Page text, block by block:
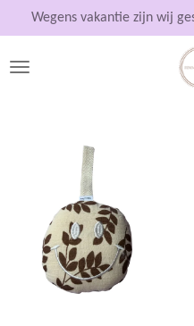
direct
naar
Wegens vakantie zijn wij